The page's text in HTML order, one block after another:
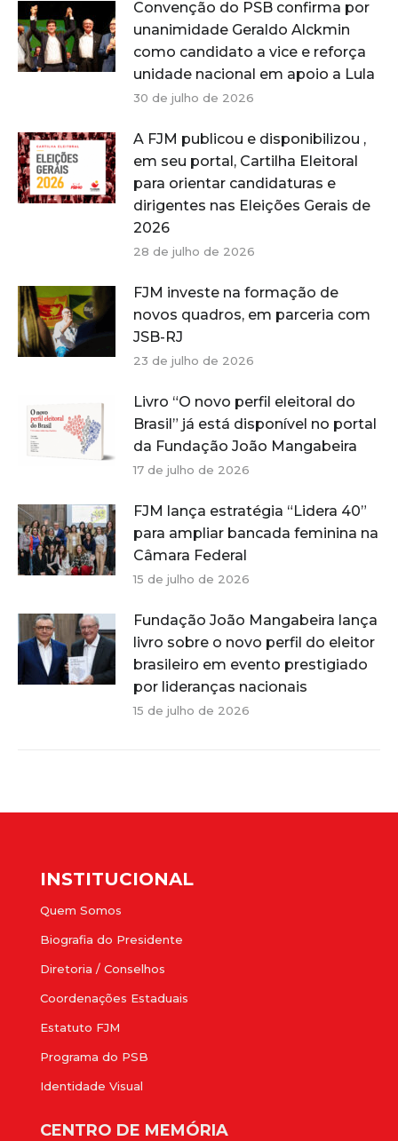
Convenção do PSB confirma por
unanimidade Geraldo Alckmin
como candidato a vice e reforça
unidade nacional em apoio a Lula
30 de julho de 2026
A FJM publicou e disponibilizou ,
em seu portal, Cartilha Eleitoral
para orientar candidaturas e
dirigentes nas Eleições Gerais de
2026
28 de julho de 2026
FJM investe na formação de
novos quadros, em parceria com
JSB-RJ
23 de julho de 2026
Livro “O novo perfil eleitoral do
Brasil” já está disponível no portal
da Fundação João Mangabeira
17 de julho de 2026
FJM lança estratégia “Lidera 40”
para ampliar bancada feminina na
Câmara Federal
15 de julho de 2026
Fundação João Mangabeira lança
livro sobre o novo perfil do eleitor
brasileiro em evento prestigiado
por lideranças nacionais
15 de julho de 2026
INSTITUCIONAL
Quem Somos
Biografia do Presidente
Diretoria / Conselhos
Coordenações Estaduais
Estatuto FJM
Programa do PSB
Identidade Visual
CENTRO DE MEMÓRIA